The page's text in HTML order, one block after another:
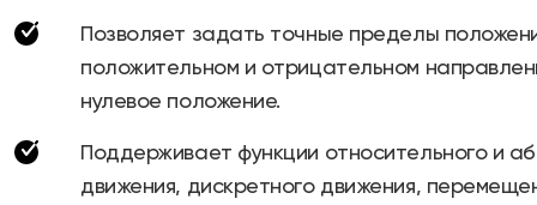
Позволяет задать точные пределы
положительном и отрицательном
нулевое положение.
Поддерживает функции относительного и
движения, дискретного движения,